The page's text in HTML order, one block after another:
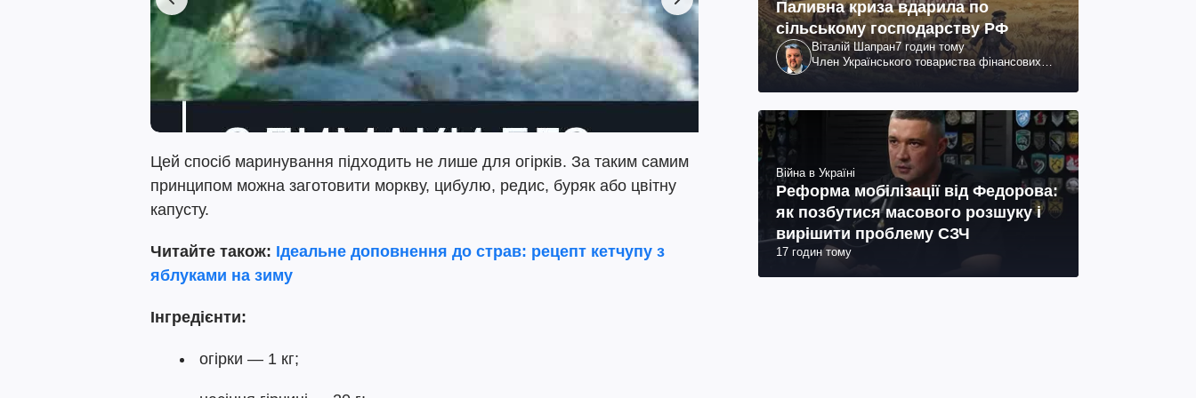
Цей спосіб маринування підходить не лише для огірків. За таким самим
принципом можна заготовити моркву, цибулю, редис, буряк або цвітну
капусту.
Читайте також: Ідеальне доповнення до страв: рецепт кетчупу з
яблуками на зиму
Інгредієнти:
огірки — 1 кг;
Паливна криза вдарила по
сільському господарству РФ
Віталій Шапран7 годин тому
Член Українського товариства фінансових
Війна в Україні
Реформа мобілізації від Федорова:
як позбутися масового розшуку і
вирішити проблему СЗЧ
17 годин тому